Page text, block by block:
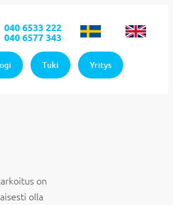
040 6533 222
040 6577 343
Tuki Yritys
on
olla